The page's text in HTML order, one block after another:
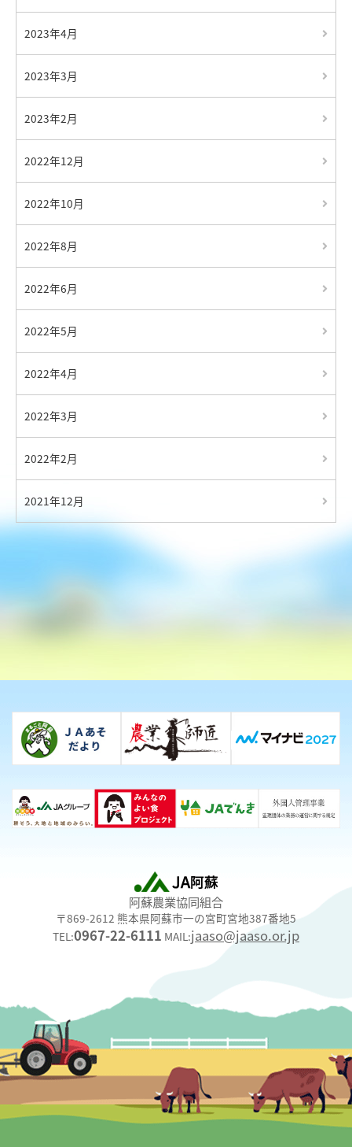
2023年4月
2023年3月
2023年2月
2022年12月
2022年10月
2022年8月
2022年6月
2022年5月
2022年4月
2022年3月
2022年2月
2021年12月
阿蘇農業協同組合
〒869-2612 熊本県阿蘇市一の宮町宮地387番地5
TEL:0967-22-6111 MAIL:jaaso@jaaso.or.jp